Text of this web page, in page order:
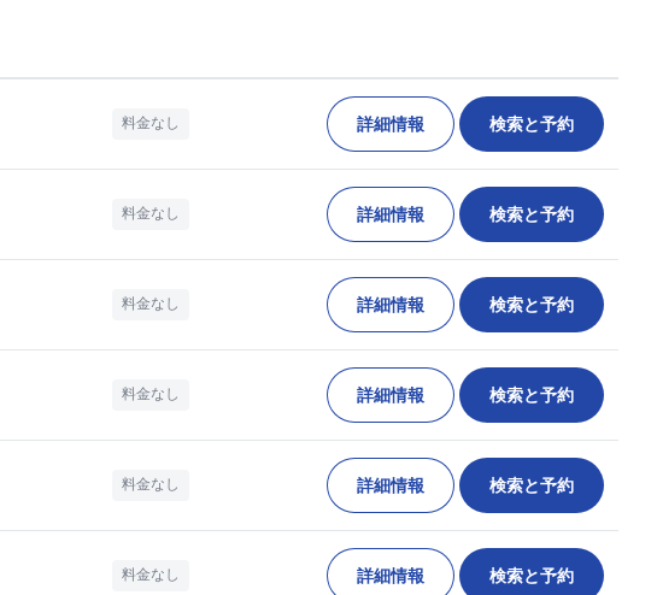
料金なし 詳細情報 検索と予約
料金なし 詳細情報 検索と予約
料金なし 詳細情報 検索と予約
料金なし 詳細情報 検索と予約
料金なし 詳細情報 検索と予約
料金なし 詳細情報 検索と予約